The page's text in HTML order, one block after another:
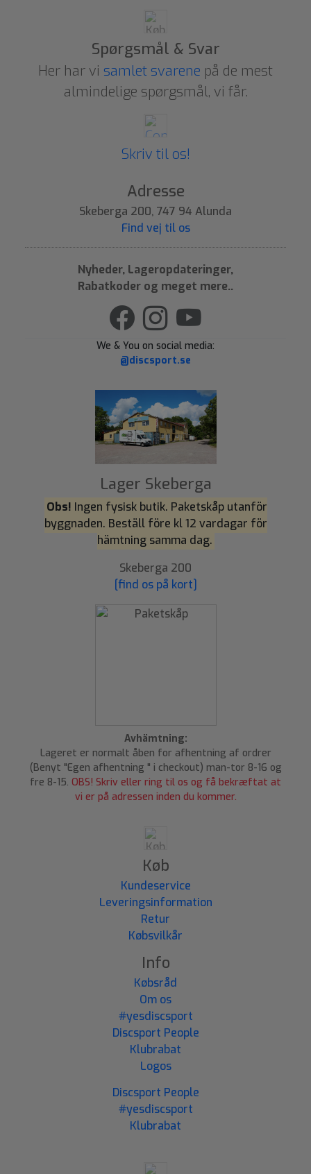
Spørgsmål & Svar
Her har vi samlet svarene på de mest
almindelige spørgsmål, vi får.
Skriv til os!
Adresse
Skeberga 200, 747 94 Alunda
Find vej til os
Nyheder, Lageropdateringer,
Rabatkoder og meget mere..
We & You on social media:
@discsport.se
Lager Skeberga
Obs! Ingen fysisk butik. Paketskåp utanför
byggnaden. Beställ före kl 12 vardagar för
hämtning samma dag.
Skeberga 200
[find os på kort]
Avhämtning:
Lageret er normalt åben for afhentning af ordrer
(Benyt "Egen afhentning " i checkout) man-tor 8-16 og
fre 8-15. OBS! Skriv eller ring til os og få bekræftat at
vi er på adressen inden du kommer.
Køb
Kundeservice
Leveringsinformation
Retur
Købsvilkår
Info
Købsråd
Om os
#yesdiscsport
Discsport People
Klubrabat
Logos
Discsport People
#yesdiscsport
Klubrabat